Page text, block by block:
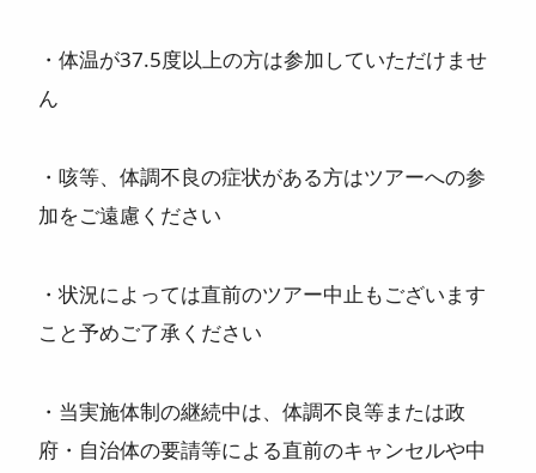
・体温が37.5度以上の方は参加していただけませ
ん
・咳等、体調不良の症状がある方はツアーへの参
加をご遠慮ください
・状況によっては直前のツアー中止もございます
こと予めご了承ください
・当実施体制の継続中は、体調不良等または政
府・自治体の要請等による直前のキャンセルや中